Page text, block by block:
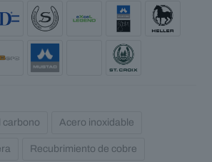
carbono Acero inoxidable
Recubrimiento de cobre